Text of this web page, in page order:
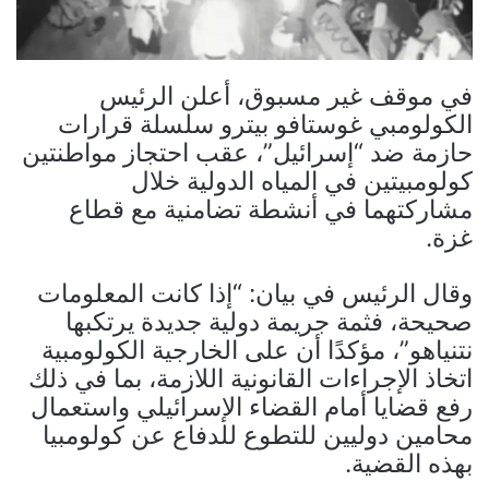
في موقف غير مسبوق، أعلن الرئيس
الكولومبي غوستافو بيترو سلسلة قرارات
حازمة ضد “إسرائيل”، عقب احتجاز مواطنتين
كولومبيتين في المياه الدولية خلال
مشاركتهما في أنشطة تضامنية مع قطاع
غزة.
وقال الرئيس في بيان: “إذا كانت المعلومات
صحيحة، فثمة جريمة دولية جديدة يرتكبها
نتنياهو”، مؤكدًا أن على الخارجية الكولومبية
اتخاذ الإجراءات القانونية اللازمة، بما في ذلك
رفع قضايا أمام القضاء الإسرائيلي واستعمال
محامين دوليين للتطوع للدفاع عن كولومبيا
بهذه القضية.